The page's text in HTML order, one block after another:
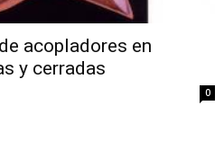
acopladores en
y cerradas
0